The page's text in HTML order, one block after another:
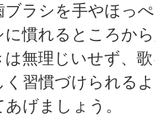
ブラシを手やほっ
に慣れるところか
は無理じいせず、
く習慣づけられる
げましょう。